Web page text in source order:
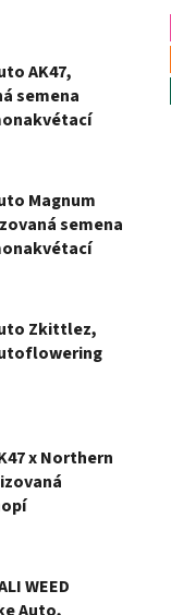
AK47,
semena
Magnum
semena
Zkittlez,
x Northern
WEED